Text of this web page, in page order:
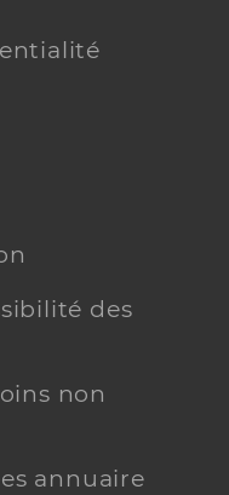
des
non
annuaire